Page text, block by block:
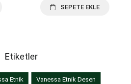
SEPETE EKLE
Etiketler
Etnik Vanessa Etnik Desen